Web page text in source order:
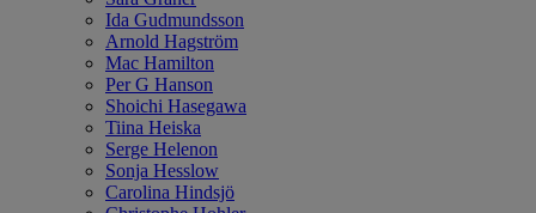
Ida Gudmundsson
Arnold Hagström
Mac Hamilton
Per G Hanson
Shoichi Hasegawa
Tiina Heiska
Serge Helenon
Sonja Hesslow
Carolina Hindsjö